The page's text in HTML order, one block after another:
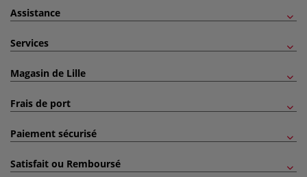
Assistance
Services
Magasin de Lille
Frais de port
Paiement sécurisé
Satisfait ou Remboursé